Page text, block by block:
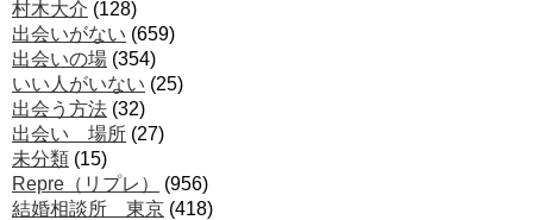
村木大介 (128)
出会いがない (659)
出会いの場 (354)
いい人がいない (25)
出会う方法 (32)
出会い 場所 (27)
未分類 (15)
Repre（リプレ）
(956)
結婚相談所 東京 (418)